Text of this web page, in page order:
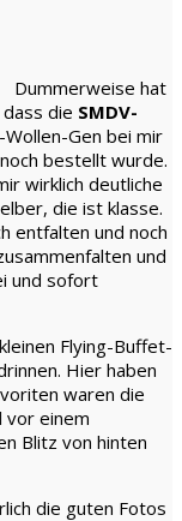
Dummerweise hat
die SMDV-
Gen bei mir
bestellt wurde.
wirklich deutliche
die ist klasse.
entfalten und noch
und
und sofort
Flying-Buffet-
Hier haben
waren die
vor einem
Blitz von hinten
die guten Fotos